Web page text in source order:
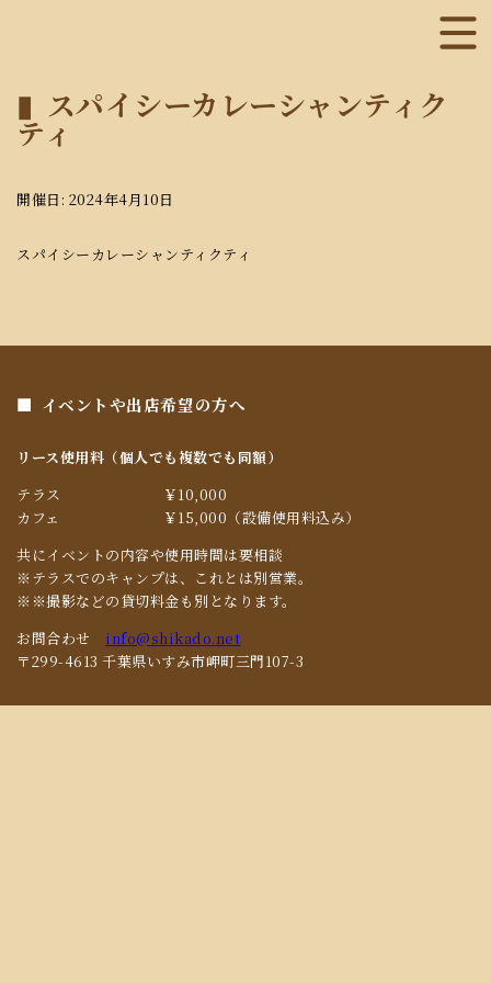
スパイシーカレーシャンティク
ティ
開催日: 2024年4月10日
スパイシーカレーシャンティクティ
イベントや出店希望の方へ
リース使用料（個人でも複数でも同額）
テラス
￥10,000
カフェ
￥15,000（設備使用料込み）
共にイベントの内容や使用時間は要相談
※テラスでのキャンプは、これとは別営業。
※※撮影などの貸切料金も別となります。
お問合わせ info@shikado.net
〒299-4613 千葉県いすみ市岬町三門107-3